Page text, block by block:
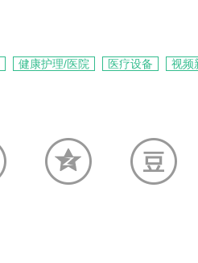
健康护理/医院 医疗设备
视频